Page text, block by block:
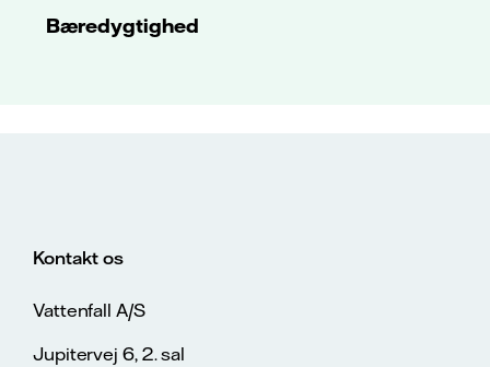
Bæredygtighed
Kontakt os
Vattenfall A/S
Jupitervej 6, 2. sal